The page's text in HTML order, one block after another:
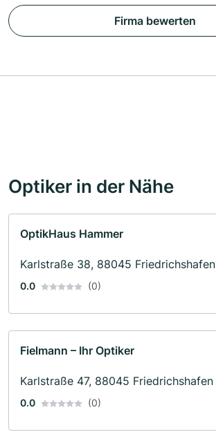
Firma bewerten
Optiker in der Nähe
OptikHaus Hammer
Karlstraße 38, 88045 Friedrichshafen
0.0 (0)
Fielmann – Ihr Optiker
Karlstraße 47, 88045 Friedrichshafen
0.0 (0)